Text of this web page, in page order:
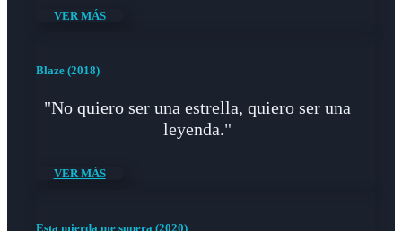
VER MÁS
Blaze (2018)
"No quiero ser una estrella, quiero ser una
leyenda."
VER MÁS
Esta mierda me supera (2020)